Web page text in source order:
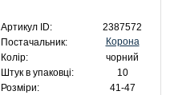
Артикул ID:
2387572
Постачальник:
Корона
Колір:
чорний
Штук в упаковці:
10
Розміри:
41-47